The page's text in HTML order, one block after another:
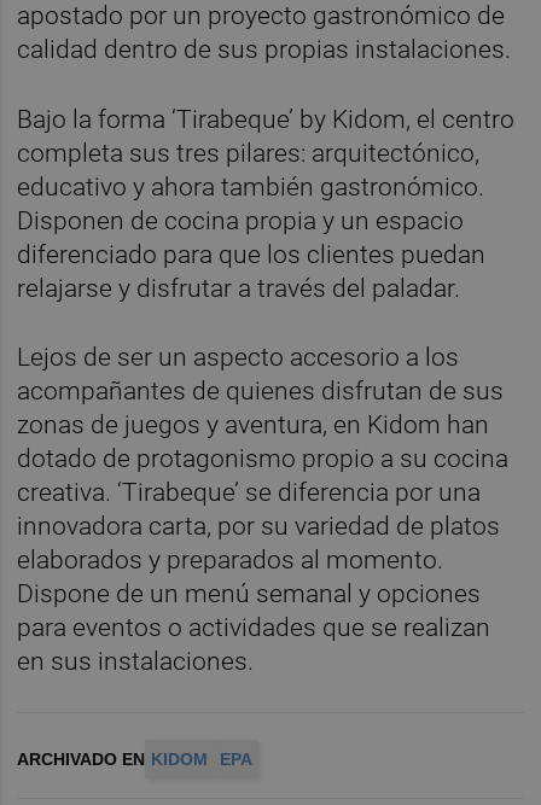
apostado por un proyecto gastronómico de
calidad dentro de sus propias instalaciones.
Bajo la forma ‘Tirabeque’ by Kidom, el centro
completa sus tres pilares: arquitectónico,
educativo y ahora también gastronómico.
Disponen de cocina propia y un espacio
diferenciado para que los clientes puedan
relajarse y disfrutar a través del paladar.
Lejos de ser un aspecto accesorio a los
acompañantes de quienes disfrutan de sus
zonas de juegos y aventura, en Kidom han
dotado de protagonismo propio a su cocina
creativa. ‘Tirabeque’ se diferencia por una
innovadora carta, por su variedad de platos
elaborados y preparados al momento.
Dispone de un menú semanal y opciones
para eventos o actividades que se realizan
en sus instalaciones.
ARCHIVADO EN KIDOM EPA